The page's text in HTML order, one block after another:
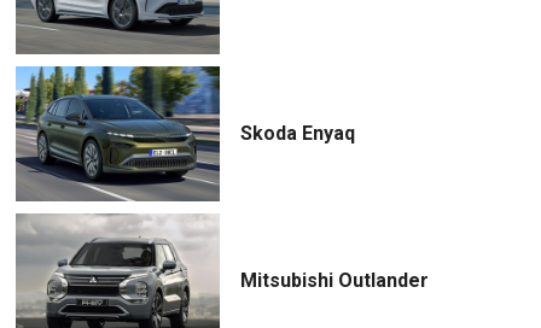
Skoda Enyaq
Mitsubishi Outlander